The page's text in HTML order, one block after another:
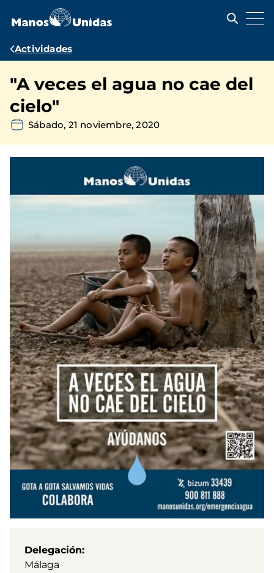
contenido
Ruta
navegación
Actividades
"A veces el agua no cae del
cielo"
Sábado, 21 noviembre, 2020
Delegación
Málaga